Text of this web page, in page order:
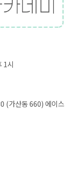
1시
(가산동 660) 에이스